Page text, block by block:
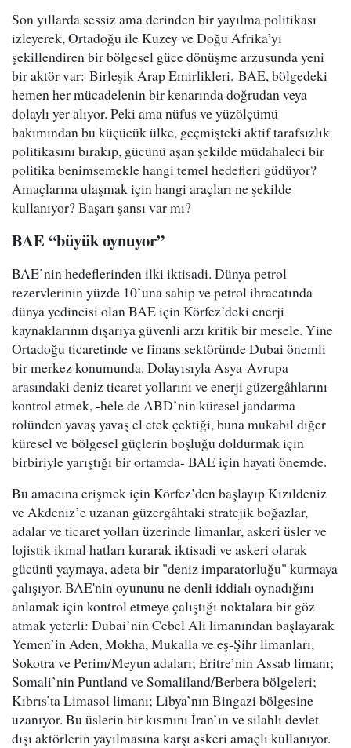
Son yıllarda sessiz ama derinden bir yayılma politikası
izleyerek, Ortadoğu ile Kuzey ve Doğu Afrika’yı
şekillendiren bir bölgesel güce dönüşme arzusunda yeni
bir aktör var: Birleşik Arap Emirlikleri. BAE, bölgedeki
hemen her mücadelenin bir kenarında doğrudan veya
dolaylı yer alıyor. Peki ama nüfus ve yüzölçümü
bakımından bu küçücük ülke, geçmişteki aktif tarafsızlık
politikasını bırakıp, gücünü aşan şekilde müdahaleci bir
politika benimsemekle hangi temel hedefleri güdüyor?
Amaçlarına ulaşmak için hangi araçları ne şekilde
kullanıyor? Başarı şansı var mı?
BAE “büyük oynuyor”
BAE’nin hedeflerinden ilki iktisadi. Dünya petrol
rezervlerinin yüzde 10’una sahip ve petrol ihracatında
dünya yedincisi olan BAE için Körfez’deki enerji
kaynaklarının dışarıya güvenli arzı kritik bir mesele. Yine
Ortadoğu ticaretinde ve finans sektöründe Dubai önemli
bir merkez konumunda. Dolayısıyla Asya-Avrupa
arasındaki deniz ticaret yollarını ve enerji güzergâhlarını
kontrol etmek, -hele de ABD’nin küresel jandarma
rolünden yavaş yavaş el etek çektiği, buna mukabil diğer
küresel ve bölgesel güçlerin boşluğu doldurmak için
birbiriyle yarıştığı bir ortamda- BAE için hayati önemde.
Bu amacına erişmek için Körfez’den başlayıp Kızıldeniz
ve Akdeniz’e uzanan güzergâhtaki stratejik boğazlar,
adalar ve ticaret yolları üzerinde limanlar, askeri üsler ve
lojistik ikmal hatları kurarak iktisadi ve askeri olarak
gücünü yaymaya, adeta bir "deniz imparatorluğu" kurmaya
çalışıyor. BAE'nin oyununu ne denli iddialı oynadığını
anlamak için kontrol etmeye çalıştığı noktalara bir göz
atmak yeterli: Dubai’nin Cebel Ali limanından başlayarak
Yemen’in Aden, Mokha, Mukalla ve eş-Şihr limanları,
Sokotra ve Perim/Meyun adaları; Eritre’nin Assab limanı;
Somali’nin Puntland ve Somaliland/Berbera bölgeleri;
Kıbrıs’ta Limasol limanı; Libya’nın Bingazi bölgesine
uzanıyor. Bu üslerin bir kısmını İran’ın ve silahlı devlet
dışı aktörlerin yayılmasına karşı askeri amaçlı kullanıyor.